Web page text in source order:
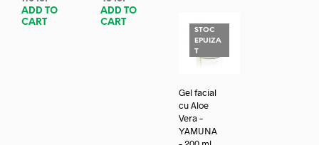
ADD TO
CART
ADD TO
CART
STOC
EPUIZA
T
Gel facial
cu Aloe
Vera –
YAMUNA